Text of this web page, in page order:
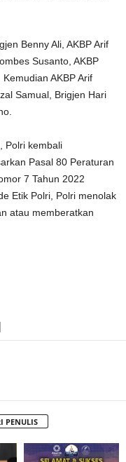
Benny Ali, AKBP Arif
Susanto, AKBP
AKBP Arif
Samual, Brigjen Hari
Polri kembali
Pasal 80 Peraturan
7 Tahun 2022
Etik Polri, Polri menolak
atau memberatkan
PENULIS